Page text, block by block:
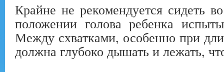
Крайне не рекомендуется сидеть
положении голова ребенка
Между схватками, особенно при
должна глубоко дышать и лежать,